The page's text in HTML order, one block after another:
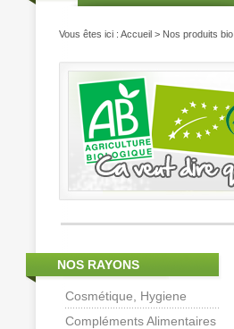
MON COMPTE
Vous êtes ici : Accueil > Nos produits bio
NOS RAYONS
Cosmétique, Hygiene
Compléments Alimentaires